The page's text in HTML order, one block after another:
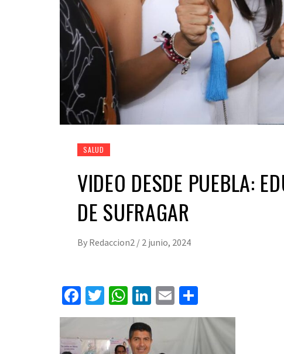
SALUD
VIDEO DESDE PUEBLA:
DE SUFRAGAR
By Redaccion2 / 2 junio, 2024
Facebook
Twitter
WhatsApp
LinkedIn
Email